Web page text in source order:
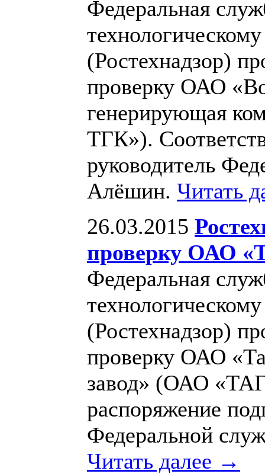
Федеральная
(Ростехнадзор)
проверку ОАО
генерирующая
ТГК»).
руководитель
Алёшин. Читать
26.03.2015
проверку ОАО
Федеральная
(Ростехнадзор)
проверку ОАО
завод» (ОАО
распоряжение
Федеральной
Читать далее →